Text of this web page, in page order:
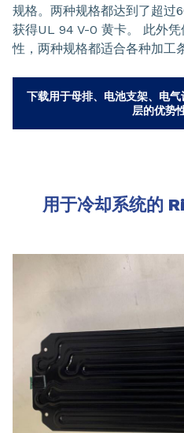
规格。两种规格都达到了超过
获得UL 94 V-0 黄卡。 此外
性，两种规格都适合各种加工
下载用于母排、电池支架、电
层的优势
用于冷却系统的